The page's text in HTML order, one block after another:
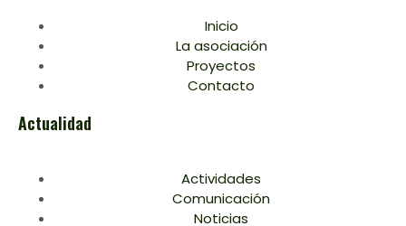
Inicio
La asociación
Proyectos
Contacto
Actualidad
Actividades
Comunicación
Noticias